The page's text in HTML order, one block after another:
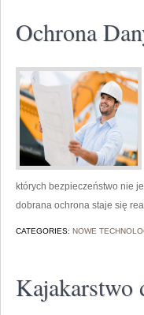
Ochrona
których bezpieczeństwo nie
dobrana ochrona staje się
CATEGORIES: NOWE
Kajakarstwo